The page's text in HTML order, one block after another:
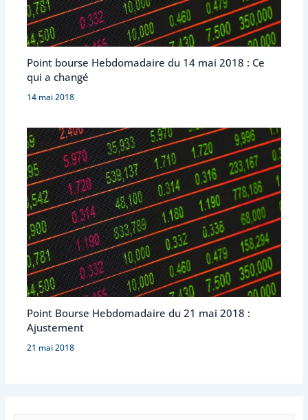
Point bourse Hebdomadaire du 14 mai 2018 : Ce
qui a changé
14 mai 2018
Point Bourse Hebdomadaire du 21 mai 2018 :
Ajustement
21 mai 2018